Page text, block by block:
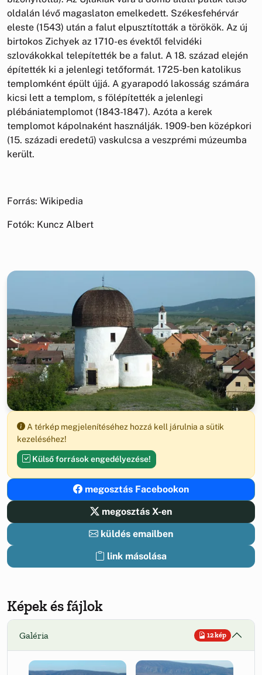
oldalán lévő magaslaton emelkedett. Székesfehérvár
eleste (1543) után a falut elpusztították a törökök. Az új
birtokos Zichyek az 1710-es évektől felvidéki
szlovákokkal telepítették be a falut. A 18. század elején
építették ki a jelenlegi tetőformát. 1725-ben katolikus
templomként épült újjá. A gyarapodó lakosság számára
kicsi lett a templom, s fölépítették a jelenlegi
plébániatemplomot (1843-1847). Azóta a kerek
templomot kápolnaként használják. 1909-ben középkori
(15. századi eredetű) vaskulcsa a veszprémi múzeumba
került.
Forrás: Wikipedia
Fotók: Kuncz Albert
A térkép megjelenítéséhez hozzá kell járulnia a sütik
kezeléséhez!
Külső források engedélyezése!
megosztás Facebookon
megosztás X-en
küldés emailben
link másolása
Képek és fájlok
Galéria 12 kép